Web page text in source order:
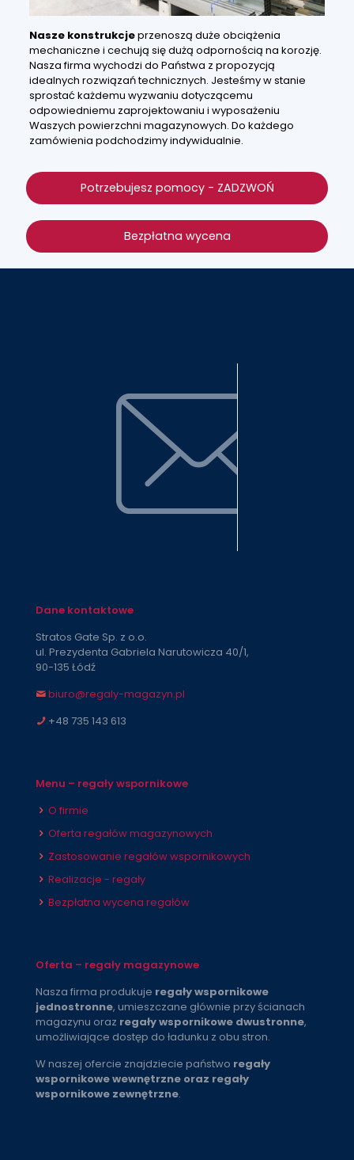
Nasze konstrukcjeprzenoszą duże obciążenia
mechaniczne i cechują się dużą odpornością na korozję.
Nasza firma wychodzi do Państwa z propozycją
idealnych rozwiązań technicznych. Jesteśmy w stanie
sprostać każdemu wyzwaniu dotyczącemu
odpowiedniemu zaprojektowaniu i wyposażeniu
Waszych powierzchni magazynowych. Do każdego
zamówienia podchodzimy indywidualnie.
Potrzebujesz pomocy - ZADZWOŃ
Bezpłatna wycena
Dane kontaktowe
Stratos Gate Sp. z o.o.
ul. Prezydenta Gabriela Narutowicza 40/1,
90-135 Łódź
biuro@regaly-magazyn.pl
+48 735 143 613
Menu – regały wspornikowe
O firmie
Oferta regałów magazynowych
Zastosowanie regałów wspornikowych
Realizacje - regały
Bezpłatna wycena regałów
Oferta – regały magazynowe
Nasza firma produkuje regały wspornikowe
jednostronne, umieszczane głównie przy ścianach
magazynu oraz regały wspornikowe dwustronne,
umożliwiające dostęp do ładunku z obu stron.
W naszej ofercie znajdziecie państwo regały
wspornikowe wewnętrzne oraz regały
wspornikowe zewnętrzne.